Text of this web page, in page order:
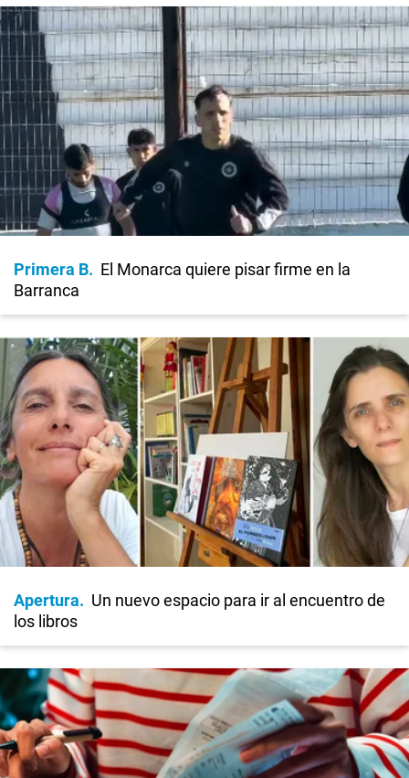
Primera B
El Monarca quiere pisar firme en la
Barranca
Apertura
Un nuevo espacio para ir al encuentro de
los libros